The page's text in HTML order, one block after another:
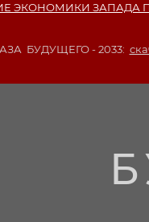
ЭКОНОМИКИ ЗАПАДА
БУДУЩЕГО - 2033: